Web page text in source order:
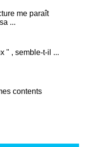
me paraît
...
" , semble-t-il ...
contents